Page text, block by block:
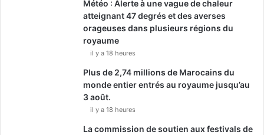
Météo : Alerte à une vague de chaleur
atteignant 47 degrés et des averses
orageuses dans plusieurs régions du
royaume
il y a 18 heures
Plus de 2,74 millions de Marocains du
monde entier entrés au royaume jusqu’au
3 août.
il y a 18 heures
La commission de soutien aux festivals de